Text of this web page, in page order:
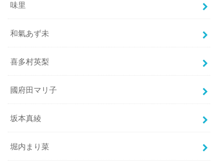
味里
和氣あず未
喜多村英梨
國府田マリ子
坂本真綾
堀内まり菜